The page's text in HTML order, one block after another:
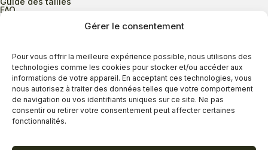
Gérer le consentement
Pour vous offrir la meilleure expérience possible, nous utilisons des
technologies comme les cookies pour stocker et/ou accéder aux
informations de votre appareil. En acceptant ces technologies, vous
nous autorisez à traiter des données telles que votre comportement
de navigation ou vos identifiants uniques sur ce site. Ne pas
consentir ou retirer votre consentement peut affecter certaines
fonctionnalités.
FAQ
Heures d’ouverture
Lundi au mercredi
9h00 à 17h30
Jeudi
9h00 à 20h00
Vendredi
9h00 à 18h00
Dimanche
11h00 à 16h30